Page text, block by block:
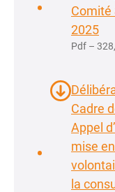
Comité
2025
Pdf –
Cadre
Appel
mise
la